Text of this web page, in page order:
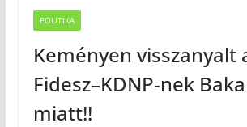
POLITIKA
Keményen visszanyalt
Fidesz–KDNP-nek
miatt!!